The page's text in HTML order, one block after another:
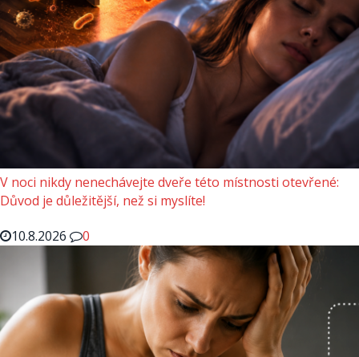
V noci nikdy nenechávejte dveře této místnosti otevřené:
Důvod je důležitější, než si myslíte!
10.8.2026
0